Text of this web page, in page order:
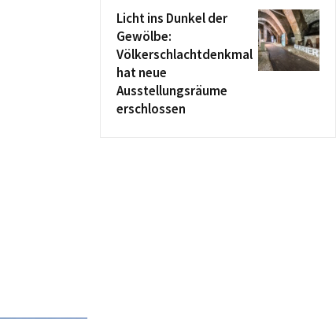
Licht ins Dunkel der
Gewölbe:
Völkerschlachtdenkmal
hat neue
Ausstellungsräume
erschlossen